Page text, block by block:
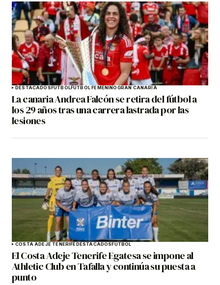
DESTACADOSFÚTBOLFÚTBOL FEMENINOGRAN CANARIA
La canaria Andrea Falcón se retira del fútbol a
los 29 años tras una carrera lastrada por las
lesiones
COSTA ADEJE TENERIFEDESTACADOSFÚTBOL
El Costa Adeje Tenerife Egatesa se impone al
Athletic Club en Tafalla y continúa su puesta a
punto